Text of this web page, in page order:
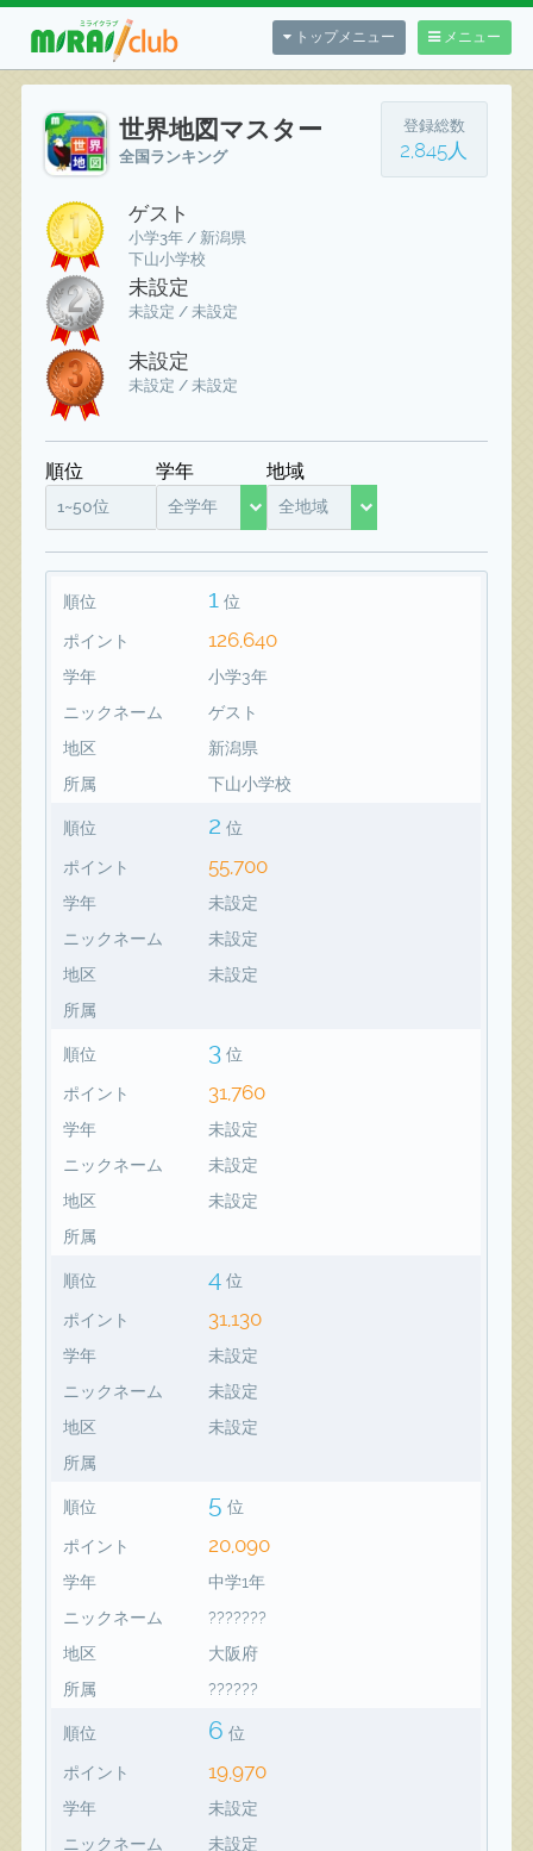
メニュー
トップメニュー
世界地図マスター
全国ランキング
登録総数
2,845人
ゲスト
小学3年 / 新潟県
下山小学校
未設定
未設定 / 未設定
未設定
未設定 / 未設定
順位
1~50位
学年
全学年
地域
全地域
順位 1 位
ポイント 126,640
学年
小学3年
ニックネーム
ゲスト
地区
新潟県
所属
下山小学校
順位 2 位
ポイント 55,700
学年
未設定
ニックネーム
未設定
地区
未設定
所属
順位 3 位
ポイント 31,760
学年
未設定
ニックネーム
未設定
地区
未設定
所属
順位 4 位
ポイント 31,130
学年
未設定
ニックネーム
未設定
地区
未設定
所属
順位 5 位
ポイント 20,090
学年
中学1年
ニックネーム
???????
地区
大阪府
所属
??????
順位 6 位
ポイント 19,970
学年
未設定
ニックネーム
未設定